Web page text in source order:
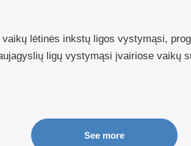
lėtinės inkstų ligos vystymąsi,
ligų vystymąsi įvairiose vaikų
See more